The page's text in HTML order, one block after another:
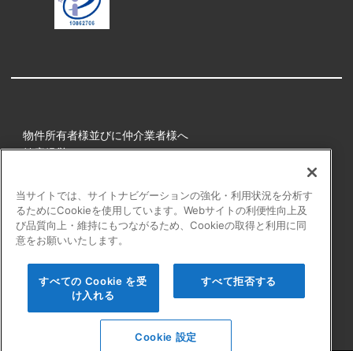
物件所有者様並びに仲介業者様へ
健康経営
プライバシーポリシー
障害者の表記について
よくある質問
当サイトでは、サイトナビゲーションの強化・利用状況を分析す
るためにCookieを使用しています。Webサイトの利便性向上及
び品質向上・維持にもつながるため、Cookieの取得と利用に同
意をお願いいたします。
すべての Cookie を受
け入れる
すべて拒否する
Cookie 設定